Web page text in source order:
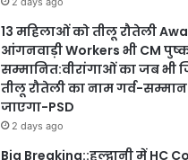
13 महिलाओं को तीलू रौतेली
आंगनवाड़ी Workers भी CM
सम्मानित:वीरांगाओं का जब भी
तीलू रौतेली का नाम गर्व-
जाएगा-PSD
2 days ago
Big Breaking::हल्द्वानी में HC